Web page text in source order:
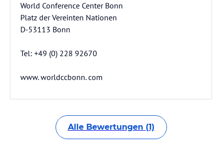
World Conference Center Bonn
Platz der Vereinten Nationen
D-53113 Bonn
Tel: +49 (0) 228 92670
www. worldccbonn. com
Alle Bewertungen (1)